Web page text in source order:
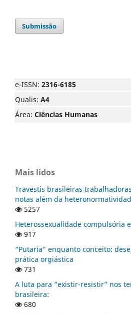
Submissão
e-ISSN: 2316-6185
Qualis: A4
Área: Ciências Humanas
Mais lidos
Travestis brasileiras
notas além da
5257
Heterossexualidade compulsória
917
“Putaria" enquanto conceito:
prática orgiástica
731
A luta para “existir-resistir” nos
brasileira:
680